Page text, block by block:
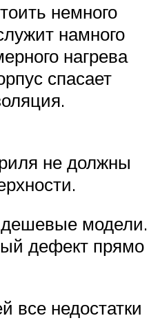
немного
намного
нагрева
спасает
не должны
модели.
дефект прямо
все недостатки